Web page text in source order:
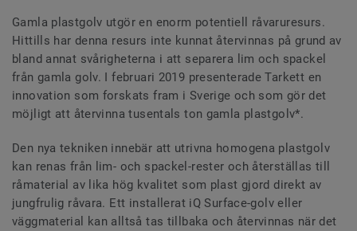
Gamla plastgolv utgör en enorm potentiell råvaruresurs.
Hittills har denna resurs inte kunnat återvinnas på grund av
bland annat svårigheterna i att separera lim och spackel
från gamla golv. I februari 2019 presenterade Tarkett en
innovation som forskats fram i Sverige och som gör det
möjligt att återvinna tusentals ton gamla plastgolv*.
Den nya tekniken innebär att utrivna homogena plastgolv
kan renas från lim- och spackel-rester och återställas till
råmaterial av lika hög kvalitet som plast gjord direkt av
jungfrulig råvara. Ett installerat iQ Surface-golv eller
väggmaterial kan alltså tas tillbaka och återvinnas när det